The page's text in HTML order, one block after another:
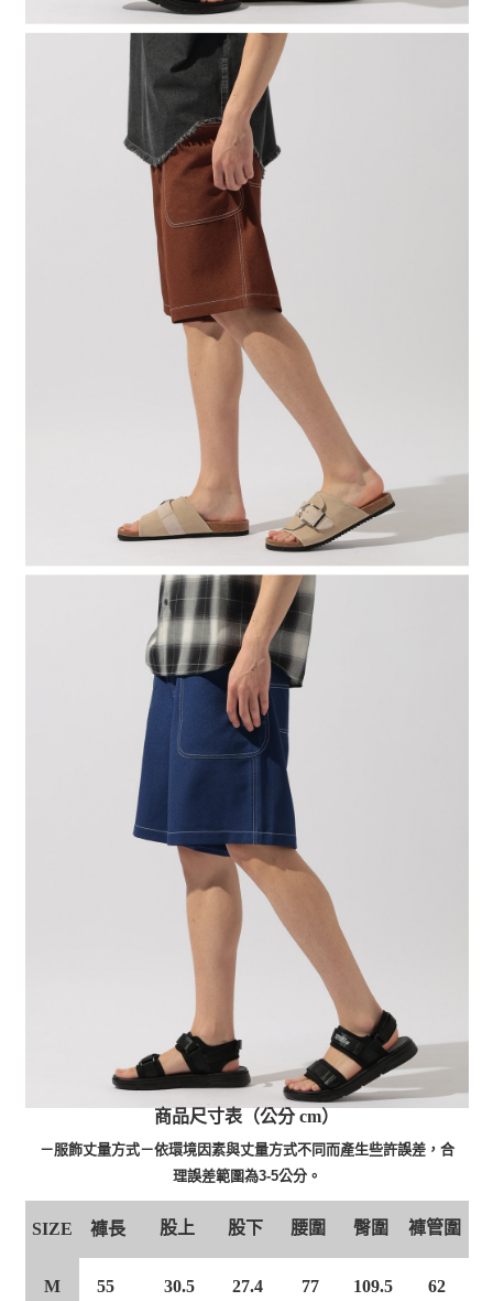
商品尺寸表（公分 cm）
－服飾丈量方式－依環境因素與丈量方式不同而產生些許誤差，合
理誤差範圍為3-5公分。
SIZE 褲長 股上 股下 腰圍 臀圍 褲管圍
M 55 30.5 27.4 77 109.5 62